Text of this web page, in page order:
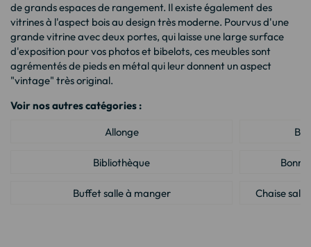
de grands espaces de rangement. Il existe également des
vitrines à l'aspect bois au design très moderne. Pourvus d'une
grande vitrine avec deux portes, qui laisse une large surface
d'exposition pour vos photos et bibelots, ces meubles sont
agrémentés de pieds en métal qui leur donnent un aspect
"vintage" très original.
Voir nos autres catégories :
Allonge
Bibliothèque
Buffet salle à manger Chaise